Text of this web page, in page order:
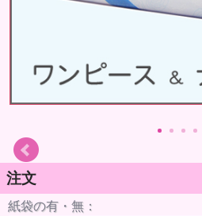
注文
紙袋の有・無：